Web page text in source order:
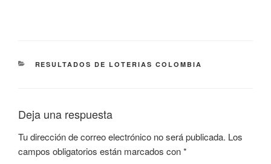
CATEGORÍAS
RESULTADOS DE LOTERIAS COLOMBIA
Deja una respuesta
Tu dirección de correo electrónico no será publicada. Los
campos obligatorios están marcados con*